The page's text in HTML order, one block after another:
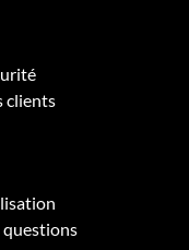
clients